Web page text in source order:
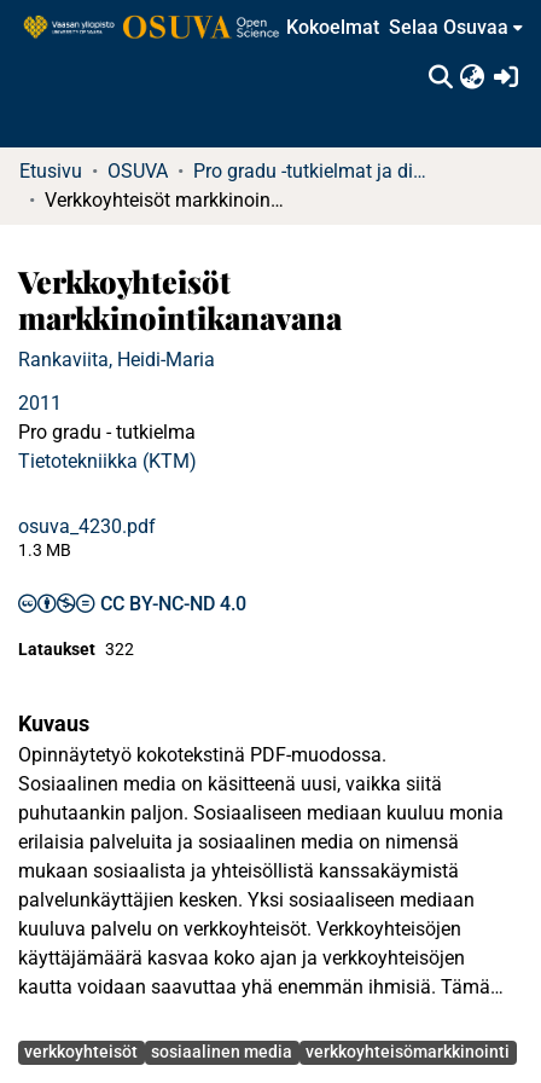
Kokoelmat Selaa Osuvaa
Etusivu OSUVA
Pro gradu -tutkielmat ja diplomityöt
Verkkoyhteisöt markkinointikanavana
Verkkoyhteisöt
markkinointikanavana
Rankaviita, Heidi-Maria
2011
Pro gradu - tutkielma
Tietotekniikka (KTM)
osuva_4230.pdf
1.3 MB
CC BY-NC-ND 4.0
Lataukset 322
Kuvaus
Opinnäytetyö kokotekstinä PDF-muodossa.
Sosiaalinen media on käsitteenä uusi, vaikka siitä
puhutaankin paljon. Sosiaaliseen mediaan kuuluu monia
erilaisia palveluita ja sosiaalinen media on nimensä
mukaan sosiaalista ja yhteisöllistä kanssakäymistä
palvelunkäyttäjien kesken. Yksi sosiaaliseen mediaan
kuuluva palvelu on verkkoyhteisöt. Verkkoyhteisöjen
käyttäjämäärä kasvaa koko ajan ja verkkoyhteisöjen
kautta voidaan saavuttaa yhä enemmän ihmisiä. Tämä
Tutkielman teoriaosassa esitellään sosiaalista mediaa,
Avainsanat
verkkoyhteisöt sosiaalinen media verkkoyhteisömarkkinointi